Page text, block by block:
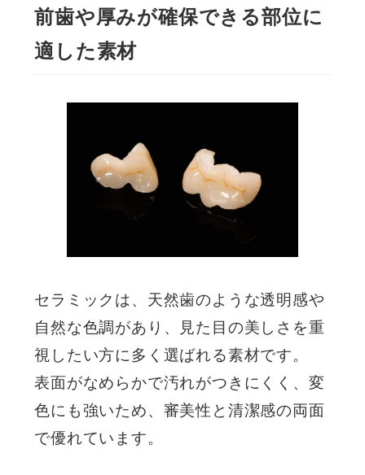
前歯や厚みが確保できる部位に
適した素材
セラミックは、天然歯のような透明感や
自然な色調があり、見た目の美しさを重
視したい方に多く選ばれる素材です。
表面がなめらかで汚れがつきにくく、変
色にも強いため、審美性と清潔感の両面
で優れています。